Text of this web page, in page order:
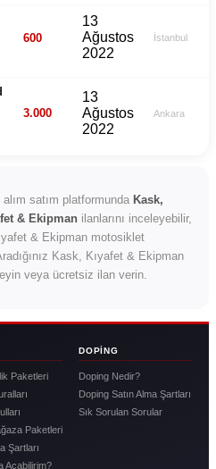
600
13
Ağustos
2022
İstanbul
3.000
13
Ağustos
2022
Ankara
satım platformunda Kask,
& Ekipman ilanlarını inceleyebilir,
& Ekipman motosiklet
Kask, Kıyafet & Ekipman
veya ücretsiz ilan verin.
Paketleri
Paketleri
Şartları
Açabilirim?
DOPING
Doping Nedir?
Doping Satın Alma Şartları
Sık Sorulan Sorular